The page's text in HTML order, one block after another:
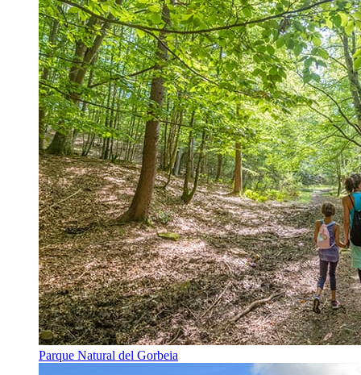
Parque Natural del Gorbeia